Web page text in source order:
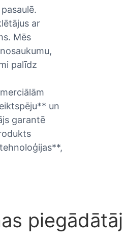
ar
Mēs
palīdz
un
garantē